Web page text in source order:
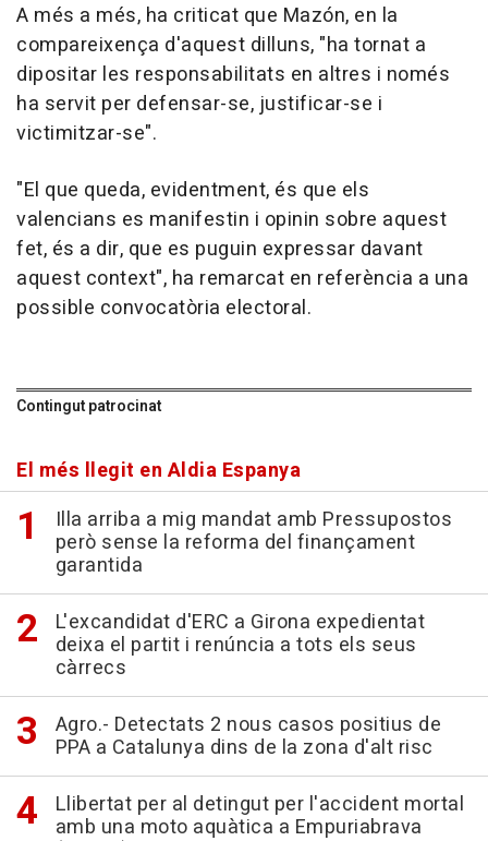
A més a més, ha criticat que Mazón, en la
compareixença d'aquest dilluns, "ha tornat a
dipositar les responsabilitats en altres i només
ha servit per defensar-se, justificar-se i
victimitzar-se".
"El que queda, evidentment, és que els
valencians es manifestin i opinin sobre aquest
fet, és a dir, que es puguin expressar davant
aquest context", ha remarcat en referència a una
possible convocatòria electoral.
Contingut patrocinat
El més llegit en Aldia Espanya
Illa arriba a mig mandat amb Pressupostos
però sense la reforma del finançament
garantida
L'excandidat d'ERC a Girona expedientat
deixa el partit i renúncia a tots els seus
càrrecs
Agro.- Detectats 2 nous casos positius de
PPA a Catalunya dins de la zona d'alt risc
Llibertat per al detingut per l'accident mortal
amb una moto aquàtica a Empuriabrava